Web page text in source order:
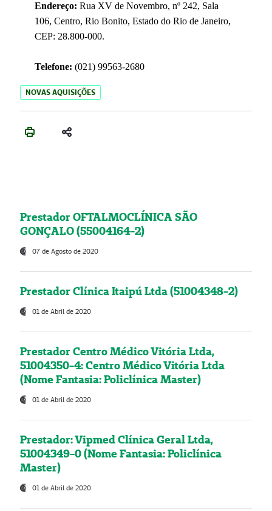
Endereço: Rua XV de Novembro, nº 242, Sala
106, Centro, Rio Bonito, Estado do Rio de Janeiro,
CEP: 28.800-000.
Telefone: (021) 99563-2680
NOVAS AQUISIÇÕES
Prestador OFTALMOCLÍNICA SÃO
GONÇALO (55004164-2)
07 de Agosto de 2020
Prestador Clínica Itaipú Ltda (51004348-2)
01 de Abril de 2020
Prestador Centro Médico Vitória Ltda,
51004350-4: Centro Médico Vitória Ltda
(Nome Fantasia: Policlínica Master)
01 de Abril de 2020
Prestador: Vipmed Clínica Geral Ltda,
51004349-0 (Nome Fantasia: Policlínica
Master)
01 de Abril de 2020